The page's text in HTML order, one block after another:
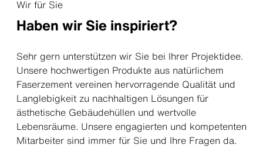
Wir für Sie
Haben wir Sie inspiriert?
Sehr gern unterstützen wir Sie bei Ihrer Projektidee.
Unsere hochwertigen Produkte aus natürlichem
Faserzement vereinen hervorragende Qualität und
Langlebigkeit zu nachhaltigen Lösungen für
ästhetische Gebäudehüllen und wertvolle
Lebensräume. Unsere engagierten und kompetenten
Mitarbeiter sind immer für Sie und Ihre Fragen da.